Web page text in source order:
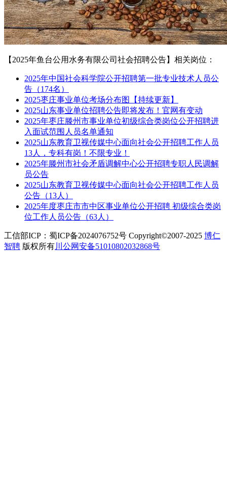
【2025年鱼台公用水务有限公司社会招聘公告】相关岗位：
2025年中国社会科学院公开招聘第一批专业技术人员公
告（174名）
2025枣庄事业单位考场分布图【持续更新】
2025山东事业单位招聘公告即将发布！官网有变动
2025年枣庄滕州市事业单位初级综合类岗位公开招聘进
入面试范围人员名单通知
2025山东教育卫视传媒中心面向社会公开招聘工作人员
13人，专科有岗！不限专业！
2025年滕州市社会矛盾调解中心公开招聘专职人民调解
员公告
2025山东教育卫视传媒中心面向社会公开招聘工作人员
公告（13人）
2025年度枣庄市市中区事业单位公开招聘 初级综合类岗
位工作人员公告（63人）
工信部ICP：蜀ICP备2024076752号 Copyright©2007-2025 博仁
智聘 版权所有川公网安备51010802032868号